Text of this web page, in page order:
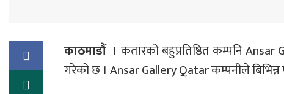
काठमाडौँ । कतारको बहुप्रतिष्ठित कम्पनि
गरेको छ । Ansar Gallery Qatar कम्पनीले बिभिन्न